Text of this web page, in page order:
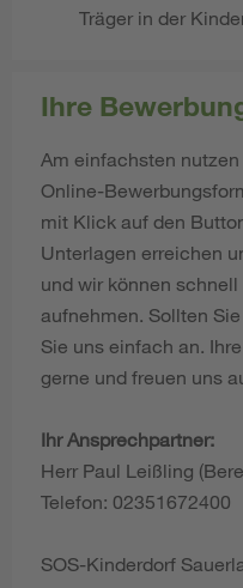
Träger in der
Ihre
Am einfachsten
Online-
mit Klick auf den
Unterlagen erreichen
und wir können
aufnehmen. Sollten
Sie uns einfach an.
gerne und freuen uns
Ihr Ansprechpartner:
Herr Paul Leißling
Telefon: 02351672400
SOS-Kinderdorf